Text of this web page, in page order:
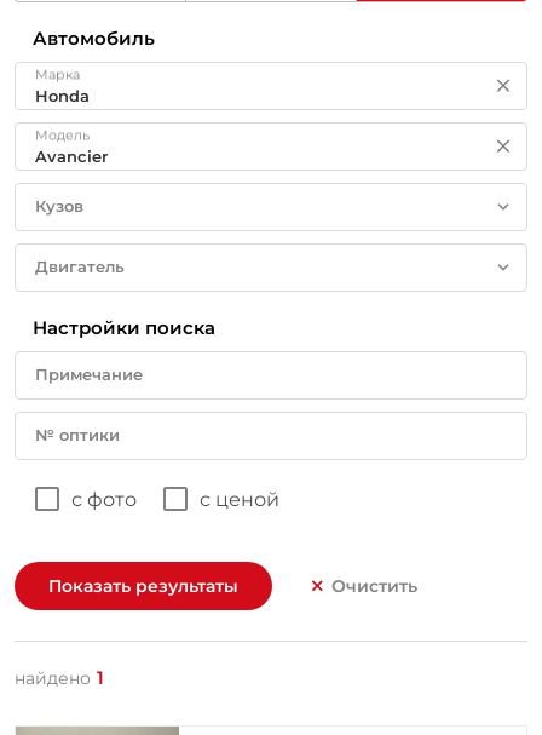
Автомобиль
Марка
Модель
Кузов
Двигатель
Настройки поиска
Примечание
№ оптики
с фото с ценой
Показать результаты Очистить
найдено 1